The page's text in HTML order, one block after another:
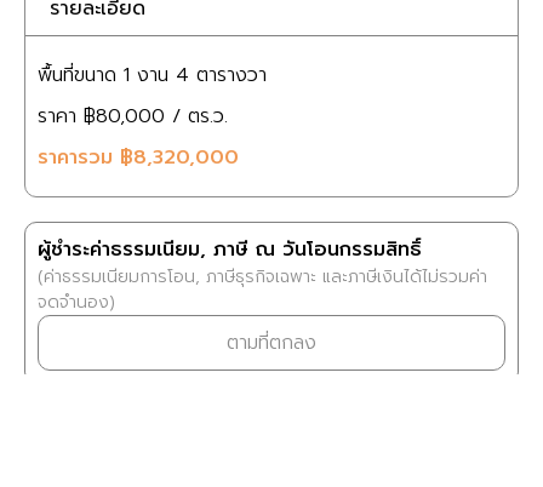
รายละเอียด
พื้นที่ขนาด 1 งาน 4 ตารางวา
ราคา ฿80,000 / ตร.ว.
ราคารวม ฿8,320,000
ผู้ชำระค่าธรรมเนียม, ภาษี ณ วันโอนกรรมสิทธิ์
(ค่าธรรมเนียมการโอน, ภาษีธุรกิจเฉพาะ และภาษีเงินได้ไม่รวมค่า
จดจำนอง)
ตามที่ตกลง